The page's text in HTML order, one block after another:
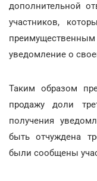
дополнительной
участников,
уведомление о
Таким образом
продажу доли
получения
быть отчуждена
были сообщены